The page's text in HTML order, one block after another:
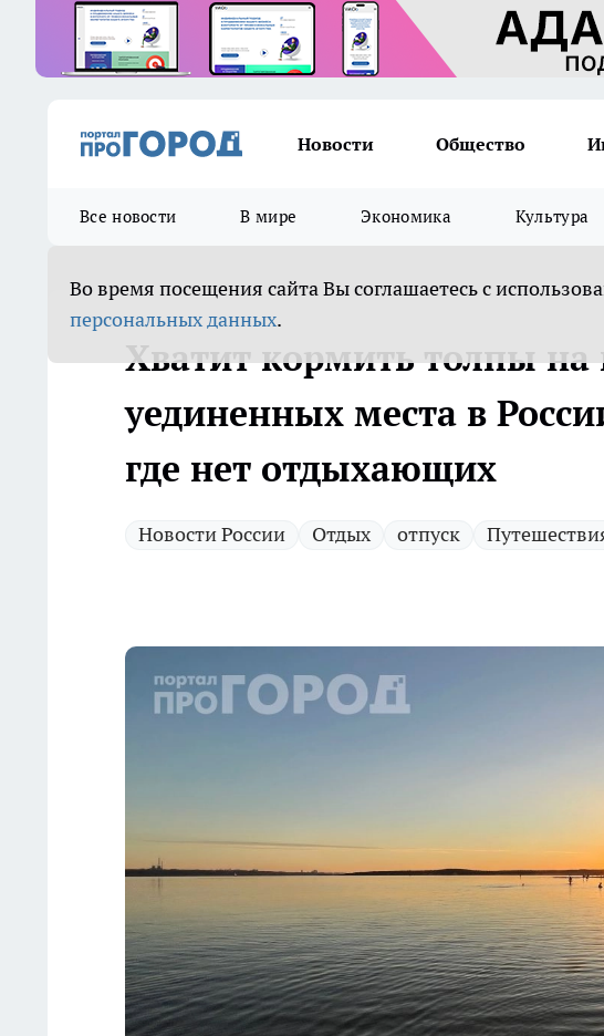
Новости Общество
Все новости В мире Экономика Культура
Во время посещения сайта Вы соглашаетесь с
персональных данных.
Хватит кормить толпы на
уединенных места в
где нет отдыхающих
Новости России Отдых отпуск